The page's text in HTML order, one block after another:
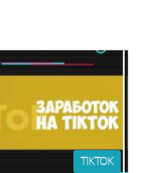
TIKTOK